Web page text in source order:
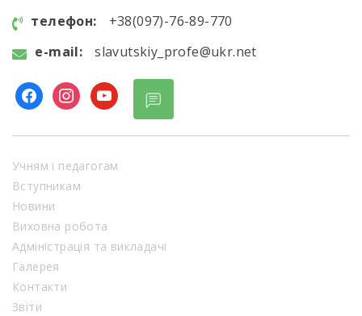
телефон:
+38(097)-76-89-770
e-mail:
slavutskiy_profe@ukr.net
Учням і педагогам
Вступникам
Новини
Виховна робота
Адміністрація та викладачі
Галерея
Контакти
Звіти